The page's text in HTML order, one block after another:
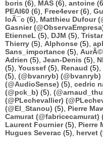
boris (6), MAS (6), antoine
PEAI60 (6), Free4ever(6),
loÃ¯c (6), Matthieu Dufour
Gasnier
EtienneL (5), DJM (5),
Thierry (5), Alphonse (5),
Sans_importance (5),
Adrien (5), Jean-Denis (5),
(5), Youssef (5), Renaud (5),
(5), (@bvanryb) (@bvanryb)
(@AudioSense) (5), cedric
(@pck_b) (5),
(@PLechevallier)
(@El_Stanou) (5), Pierre
Camurat (@fabricecamurat)
Laurent Fournier(5), Pierre
Hugues Severac (5), hervet